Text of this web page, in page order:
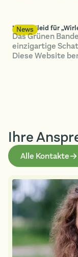
News
Neues Kleid für
Das Grünen
einzigartige
Diese Website
Marketing alle
by [DP
Ihre
Alle Kontakte